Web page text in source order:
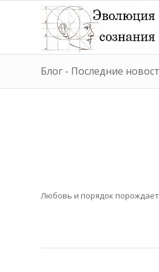
Блог - Последние
Любовь и порядок порождает